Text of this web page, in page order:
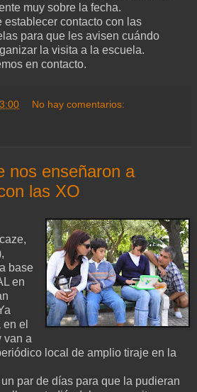
muy sobre la fecha.
establecer contacto con las
para que les avisen cuándo
la visita a la escuela.
en contacto.
No hay comentarios:
nos enseñaron a
las XO
base
en
el
van a
local de amplio tiraje en la
par de días para que la pudieran